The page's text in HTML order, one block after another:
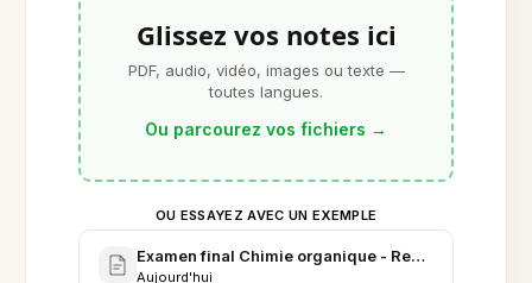
Glissez vos notes ici
PDF, audio, vidéo, images ou texte —
toutes langues.
Ou parcourez vos fichiers →
OU ESSAYEZ AVEC UN EXEMPLE
Examen final Chimie organique - Revue complète
Aujourd'hui